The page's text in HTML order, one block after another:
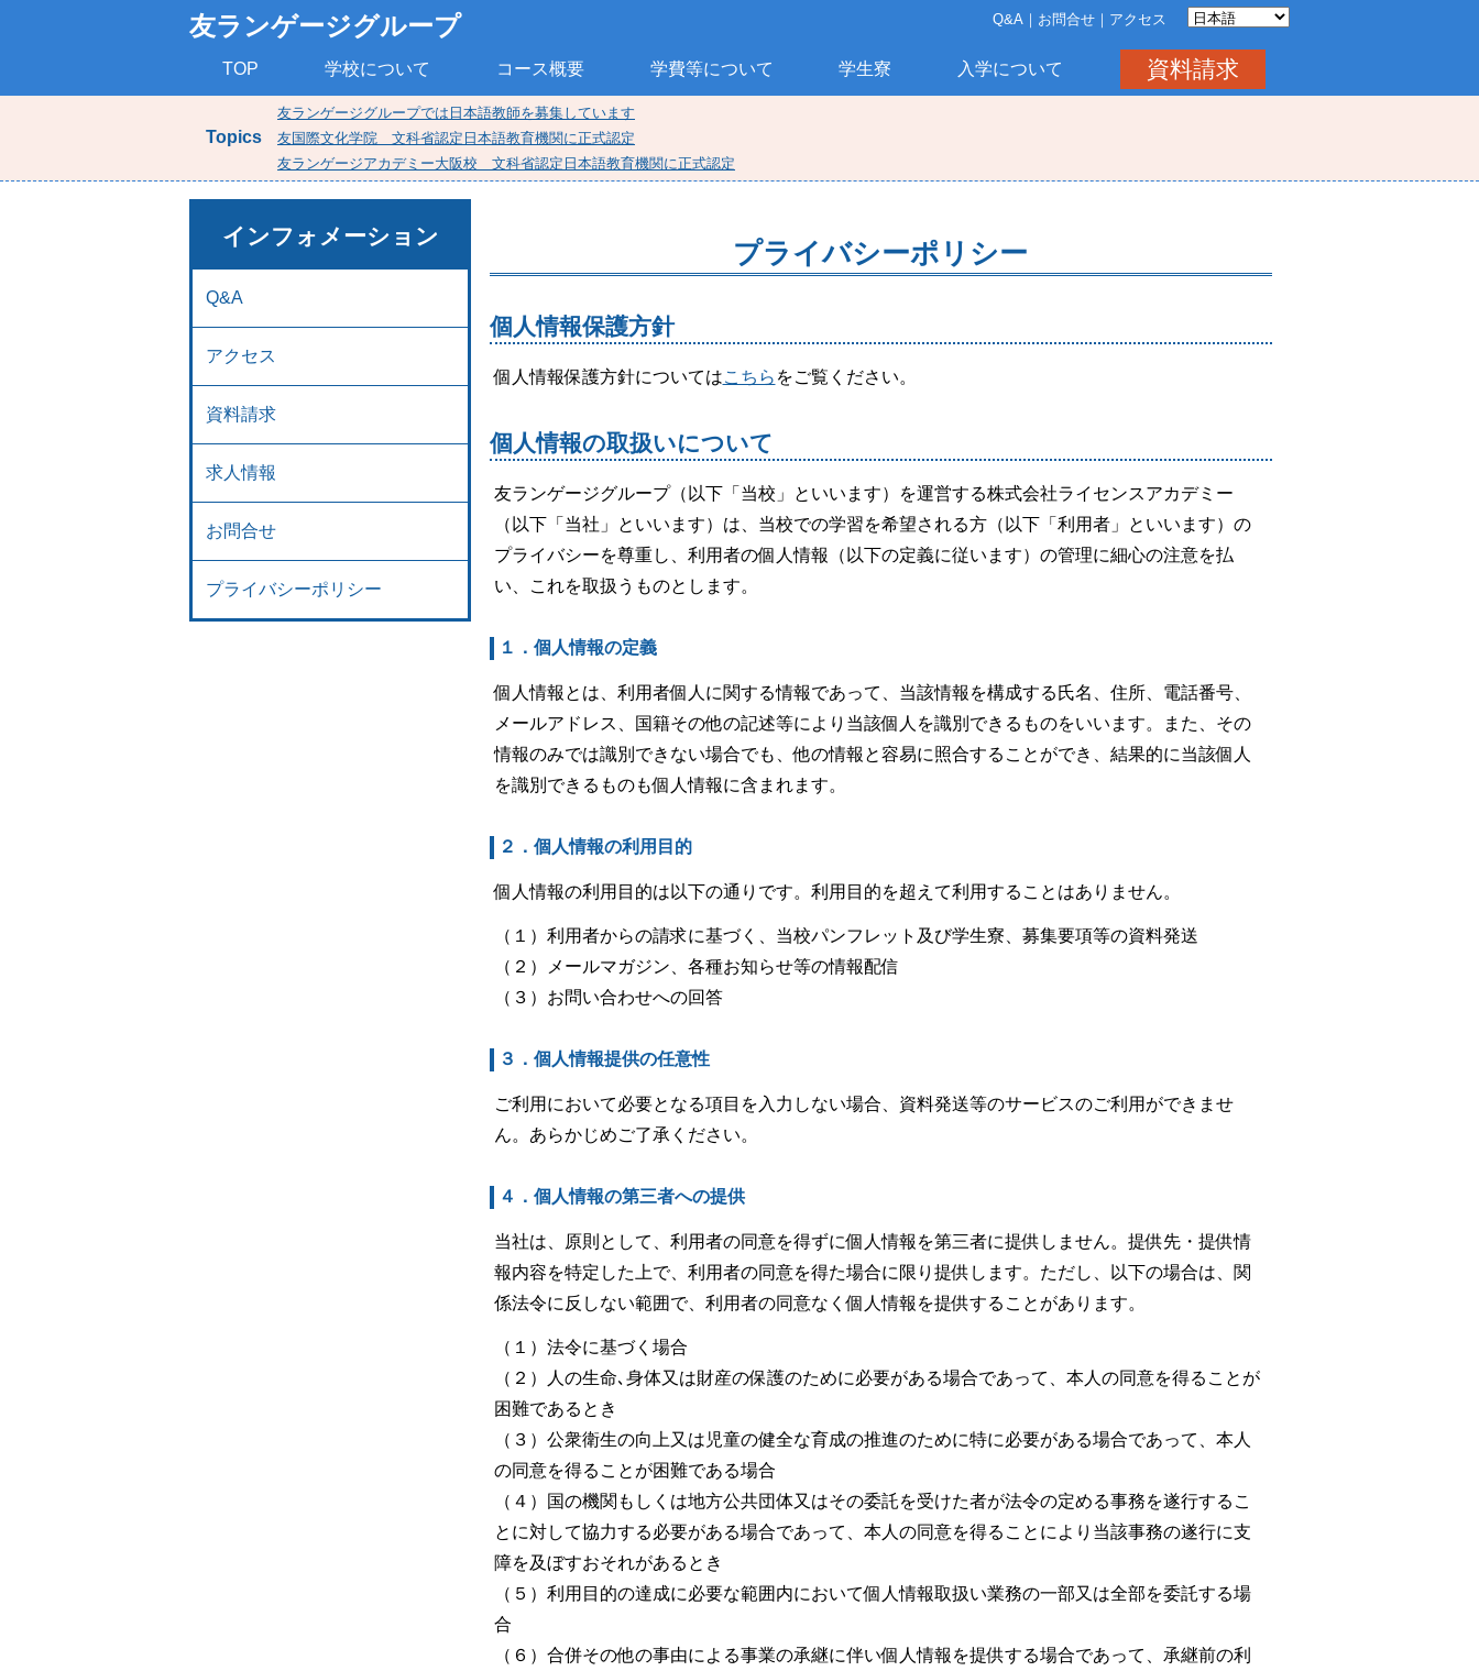
友ランゲージグループ
TOP 学校について コース概要 学費等について 学生寮 入学について 資料請求
Q&A お問合せ アクセス
Topics
友ランゲージグループでは日本語教師を募集しています
友国際文化学院 文科省認定日本語教育機関に正式認定
友ランゲージアカデミー大阪校 文科省認定日本語教育機関に正式認定
プライバシーポリシー
個人情報保護方針
個人情報保護方針についてはこちら をご覧ください。
個人情報の取扱いについて
友ランゲージグループ（以下「当校」といいます）を運営する株式会社ライセンスアカデミー
（以下「当社」といいます）は、当校での学習を希望される方（以下「利用者」といいます）の
プライバシーを尊重し、利用者の個人情報（以下の定義に従います）の管理に細心の注意を払
い、これを取扱うものとします。
１．個人情報の定義
個人情報とは、利用者個人に関する情報であって、当該情報を構成する氏名、住所、電話番号、
メールアドレス、国籍その他の記述等により当該個人を識別できるものをいいます。また、その
情報のみでは識別できない場合でも、他の情報と容易に照合することができ、結果的に当該個人
を識別できるものも個人情報に含まれます。
２．個人情報の利用目的
個人情報の利用目的は以下の通りです。利用目的を超えて利用することはありません。
（１）利用者からの請求に基づく、当校パンフレット及び学生寮、募集要項等の資料発送
（２）メールマガジン、各種お知らせ等の情報配信
（３）お問い合わせへの回答
３．個人情報提供の任意性
ご利用において必要となる項目を入力しない場合、資料発送等のサービスのご利用ができませ
ん。あらかじめご了承ください。
４．個人情報の第三者への提供
当社は、原則として、利用者の同意を得ずに個人情報を第三者に提供しません。提供先・提供情
報内容を特定した上で、利用者の同意を得た場合に限り提供します。ただし、以下の場合は、関
係法令に反しない範囲で、利用者の同意なく個人情報を提供することがあります。
（１）法令に基づく場合
（２）人の生命､身体又は財産の保護のために必要がある場合であって、本人の同意を得ることが
困難であるとき
（３）公衆衛生の向上又は児童の健全な育成の推進のために特に必要がある場合であって、本人
の同意を得ることが困難である場合
（４）国の機関もしくは地方公共団体又はその委託を受けた者が法令の定める事務を遂行するこ
とに対して協力する必要がある場合であって、本人の同意を得ることにより当該事務の遂行に支
障を及ぼすおそれがあるとき
（５）利用目的の達成に必要な範囲内において個人情報取扱い業務の一部又は全部を委託する場
合
（６）合併その他の事由による事業の承継に伴い個人情報を提供する場合であって、承継前の利
インフォメーション
Q&A
アクセス
資料請求
求人情報
お問合せ
プライバシーポリシー